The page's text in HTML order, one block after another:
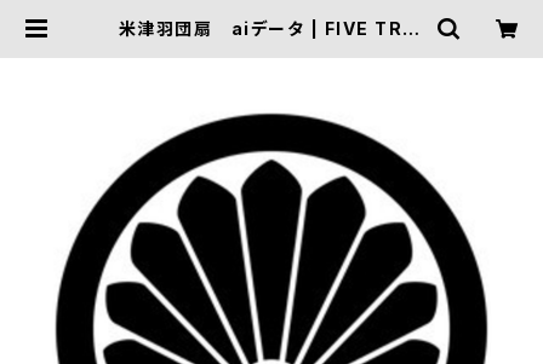
米津羽団扇 aiデータ | FIVE TRIG